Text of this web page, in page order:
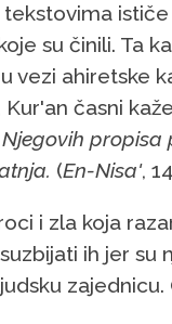
su činili. Ta
vezi ahiretske
časni
propisa
(En-Nisa',
i zla koja
ih jer